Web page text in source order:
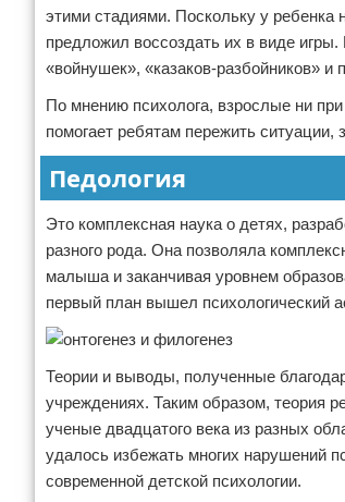
этими стадиями. Поскольку у ребенка
предложил воссоздать их в виде
«войнушек», «казаков-разбойников» и
По мнению психолога, взрослые ни
помогает ребятам пережить ситуации,
Педология
Это комплексная наука о детях,
разного рода. Она позволяла
малыша и заканчивая уровнем
первый план вышел психологический
Теории и выводы, полученные
учреждениях. Таким образом, теория
ученые двадцатого века из разных
удалось избежать многих нарушений
современной детской психологии.